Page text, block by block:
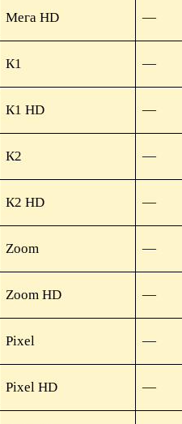
Мега HD —
К1 —
К1 HD —
К2 —
К2 HD —
Zoom —
Zoom HD —
Pixel —
Pixel HD —